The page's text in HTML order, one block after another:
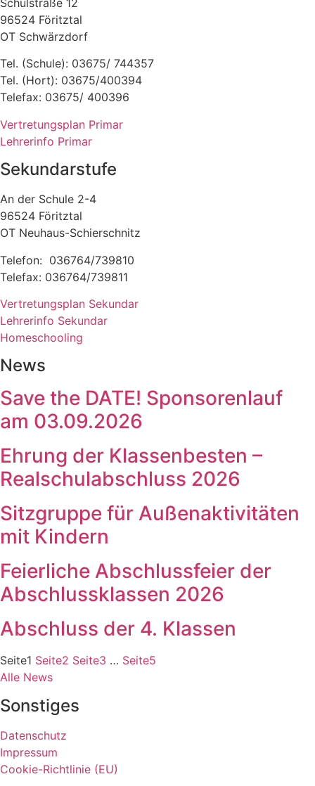
Schulstraße 12
96524 Föritztal
OT Schwärzdorf
Tel. (Schule): 03675/ 744357
Tel. (Hort): 03675/400394
Telefax: 03675/ 400396
Vertretungsplan Primar
Lehrerinfo Primar
Sekundarstufe
An der Schule 2-4
96524 Föritztal
OT Neuhaus-Schierschnitz
Telefon: 036764/739810
Telefax: 036764/739811
Vertretungsplan Sekundar
Lehrerinfo Sekundar
Homeschooling
News
Save the DATE! Sponsorenlauf
am 03.09.2026
Ehrung der Klassenbesten –
Realschulabschluss 2026
Sitzgruppe für Außenaktivitäten
mit Kindern
Feierliche Abschlussfeier der
Abschlussklassen 2026
Abschluss der 4. Klassen
Seite1 Seite2 Seite3 … Seite5
Alle News
Sonstiges
Datenschutz
Impressum
Cookie-Richtlinie (EU)